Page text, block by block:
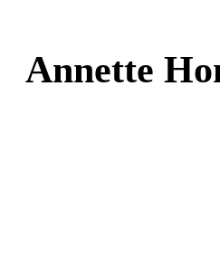
Inhalt
springenAnnette